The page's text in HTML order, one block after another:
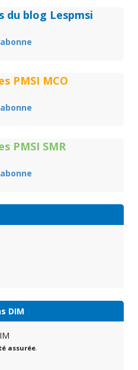
du blog Lespmsi
PMSI MCO
PMSI SMR
DIM
assurée.